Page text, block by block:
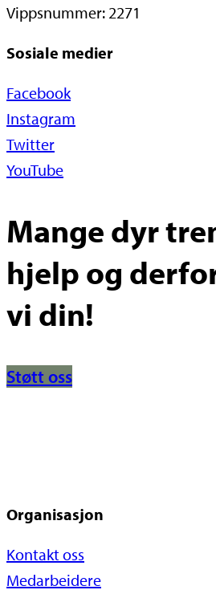
Vippsnummer: 2271
Sosiale medier
Facebook
Instagram
Twitter
YouTube
Mange dyr
hjelp og
vi din!
Støtt oss
Organisasjon
Kontakt oss
Medarbeidere